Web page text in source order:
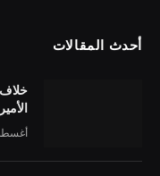
أحدث المقالات
خلاف
أغسطس 5,